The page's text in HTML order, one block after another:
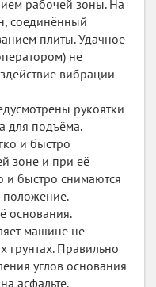
рабочей зоны. На
соединённый
плиты. Удачное
не
вибрации
рукоятки
для подъёма.
и быстро
зоне и при её
и быстро снимаются
положение.
основания.
машине не
грунтах. Правильно
углов основания
асфальте.